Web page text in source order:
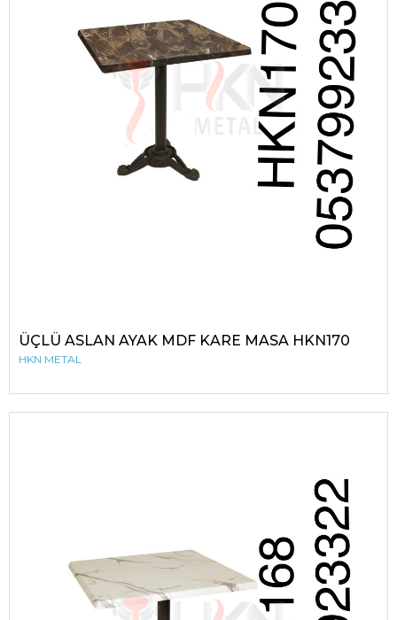
ÜÇLÜ ASLAN AYAK MDF KARE MASA HKN170
HKN METAL